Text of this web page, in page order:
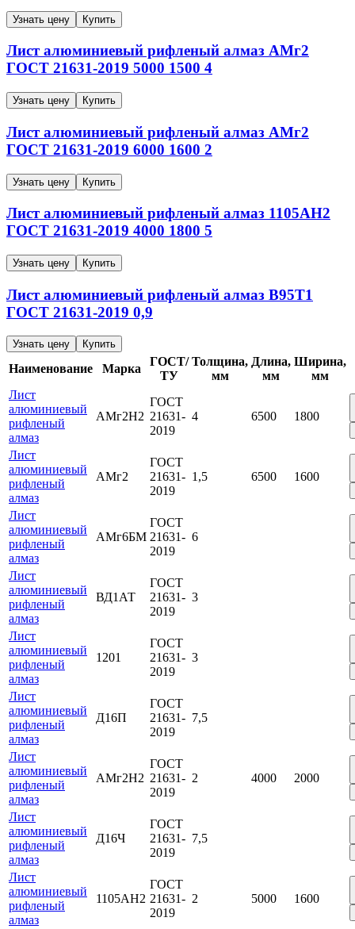
Узнать цену Купить
Лист алюминиевый рифленый алмаз АМг2
ГОСТ 21631-2019 5000 1500 4
Узнать цену Купить
Лист алюминиевый рифленый алмаз АМг2
ГОСТ 21631-2019 6000 1600 2
Узнать цену Купить
Лист алюминиевый рифленый алмаз 1105АН2
ГОСТ 21631-2019 4000 1800 5
Узнать цену Купить
Лист алюминиевый рифленый алмаз В95Т1
ГОСТ 21631-2019 0,9
Узнать цену Купить
Наименование Марка
ГОСТ/
ТУ
Толщина,
мм
Длина,
мм
Ширина,
мм
Лист
алюминиевый
рифленый
алмаз
АМг2Н2
ГОСТ
21631-
2019
4 6500 1800
Лист
алюминиевый
рифленый
алмаз
АМг2
ГОСТ
21631-
2019
1,5 6500 1600
Лист
алюминиевый
рифленый
алмаз
АМг6БМ
ГОСТ
21631-
2019
6
Лист
алюминиевый
рифленый
алмаз
ВД1АТ
ГОСТ
21631-
2019
3
Лист
алюминиевый
рифленый
алмаз
1201
ГОСТ
21631-
2019
3
Лист
алюминиевый
рифленый
алмаз
Д16П
ГОСТ
21631-
2019
7,5
Лист
алюминиевый
рифленый
алмаз
АМг2Н2
ГОСТ
21631-
2019
2 4000 2000
Лист
алюминиевый
рифленый
алмаз
Д16Ч
ГОСТ
21631-
2019
7,5
Лист
алюминиевый
рифленый
алмаз
1105АН2
ГОСТ
21631-
2019
2 5000 1600